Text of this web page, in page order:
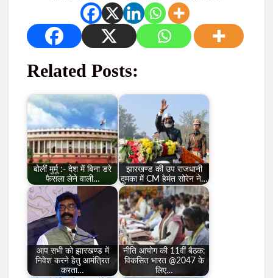
Related Posts:
बोलीं मुर्मू :- देश में बिना डरे
फैसला लेने वाली…
झारखण्ड की उप राजधानी
दुमका में CM हेमंत सोरेन ने…
आप सभी को झारखण्ड में
निवेश करने हेतु आमंत्रित
करता…
नीति आयोग की 11वीं बैठक:
विकसित भारत @2047 के
लिए…